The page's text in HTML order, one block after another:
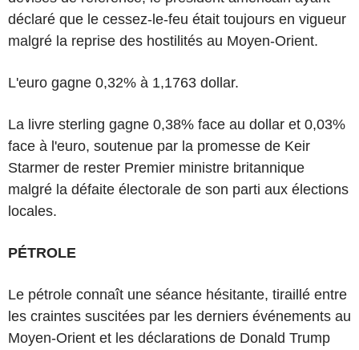
déclaré que le cessez-le-feu était toujours en vigueur
malgré la reprise des hostilités au Moyen-Orient.
L'euro gagne 0,32% à 1,1763 dollar.
La livre sterling gagne 0,38% face au dollar et 0,03%
face à l'euro, soutenue par la promesse de Keir
Starmer de rester Premier ministre britannique
malgré la défaite électorale de son parti aux élections
locales.
PÉTROLE
Le pétrole connaît une séance hésitante, tiraillé entre
les craintes suscitées par les derniers événements au
Moyen-Orient et les déclarations de Donald Trump